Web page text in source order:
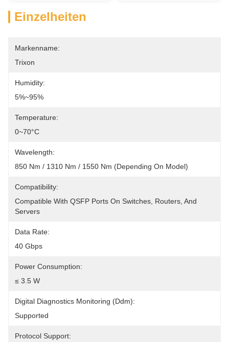
Einzelheiten
Markenname:
Trixon
Humidity:
5%~95%
Temperature:
0~70°C
Wavelength:
850 Nm / 1310 Nm / 1550 Nm (depending On Model)
Compatibility:
Compatible With QSFP Ports On Switches, Routers, And
Servers
Data Rate:
40 Gbps
Power Consumption:
≤ 3.5 W
Digital Diagnostics Monitoring (Ddm):
Supported
Protocol Support: